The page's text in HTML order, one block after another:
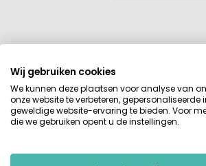
Beschrijving
Midden in
grootste
Speelplezier
Wij gebruiken cookies
We kunnen deze plaatsen voor analyse van
onze website te verbeteren,
geweldige website-ervaring te bieden. Voor
die we gebruiken opent u de instellingen.